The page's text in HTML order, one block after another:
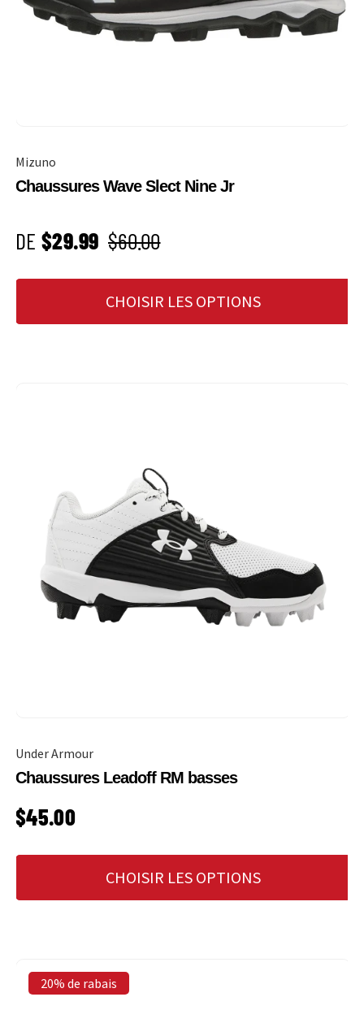
Mizuno
Chaussures Wave Slect Nine Jr
PRIX SOLDÉ
DE $29.99 Prix habituel
$60.00
CHOISIR LES OPTIONS
Under Armour
Chaussures Leadoff RM basses
PRIX HABITUEL
$45.00
CHOISIR LES OPTIONS
20% de rabais